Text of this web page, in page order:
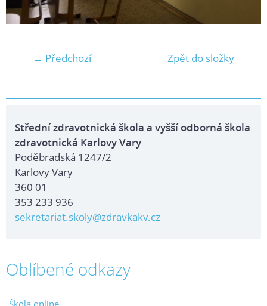
← Předchozí Zpět do složky
Střední zdravotnická škola a vyšší odborná škola
zdravotnická Karlovy Vary
Poděbradská 1247/2
Karlovy Vary
360 01
353 233 936
sekretariat.skoly@zdravkakv.cz
Oblíbené odkazy